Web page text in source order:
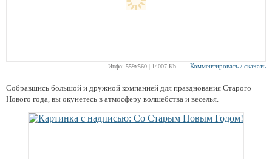
Инфо: 559х560 | 14007 Kb Комментировать / скачать
Собравшись большой и дружной компанией для празднования Старого
Нового года, вы окунетесь в атмосферу волшебства и веселья.